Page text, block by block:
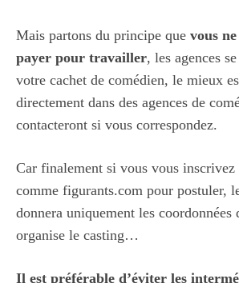
Mais partons du principe que vous
payer pour travailler, les agences
votre cachet de comédien, le mieux
directement dans des agences de
contacteront si vous correspondez.
Car finalement si vous vous inscrivez
comme figurants.com pour postuler,
donnera uniquement les coordonnées
organise le casting…
Il est préférable d’éviter les